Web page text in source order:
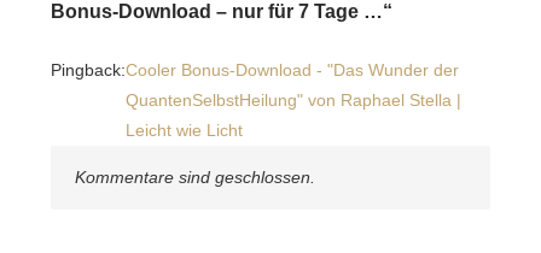
Bonus-Download – nur für 7 Tage …“
Pingback:Cooler Bonus-Download - "Das Wunder der
QuantenSelbstHeilung" von Raphael Stella |
Leicht wie Licht
Kommentare sind geschlossen.